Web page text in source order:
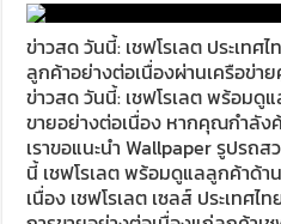
ข่าวสด วันนี้: เชฟโรเลต ประเท
ลูกค้าอย่างต่อเนื่องผ่านเครือข่า
ข่าวสด วันนี้: เชฟโรเลต พร้อมดู
ขายอย่างต่อเนื่อง หากคุณกำลัง
เราขอแนะนำ Wallpaper รูปรถ
นี้ เชฟโรเลต พร้อมดูแลลูกค้าด้
เนื่อง เชฟโรเลต เซลส์ ประเทศ